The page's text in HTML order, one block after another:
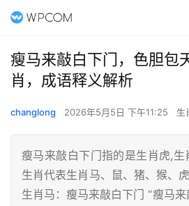
瘦马来敲白下门，色胆包
肖，成语释义解析
changlong 2026年5月5日 下午11:25 生
瘦马来敲白下门指的是生肖虎,
生肖代表生肖马、鼠、猪、猴、
生肖马：瘦马来敲白下门 “瘦马